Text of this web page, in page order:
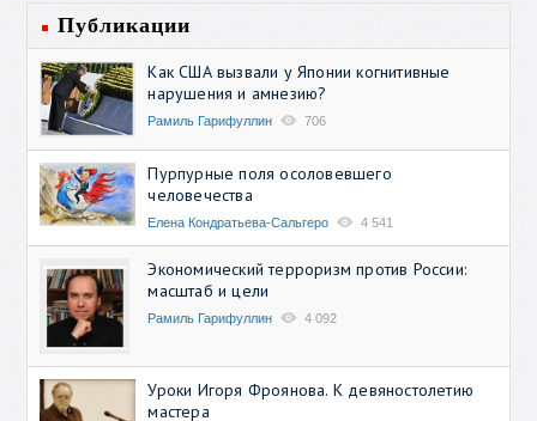
Публикации
Как США вызвали у Японии когнитивные
нарушения и амнезию?
Рамиль Гарифуллин 706
Пурпурные поля осоловевшего
человечества
Елена Кондратьева-Сальгеро 4 541
Экономический терроризм против России:
масштаб и цели
Рамиль Гарифуллин 4 092
Уроки Игоря Фроянова. К девяностолетию
мастера